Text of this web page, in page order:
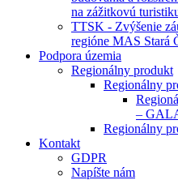
na zážitkovú
TTSK - Zvýšenie
regióne MAS Stará
Podpora územia
Regionálny produkt
Regionálny
–
Regionálny
Kontakt
GDPR
Napíšte nám